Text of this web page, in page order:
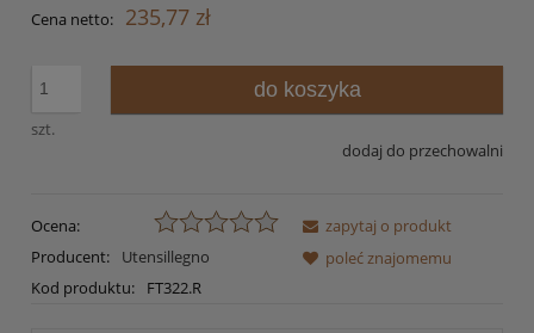
Cena netto: 235,77 zł
szt.
do koszyka
dodaj do przechowalni
Ocena:
Producent:
Utensillegno
Kod produktu:
FT322.R
zapytaj o produkt
poleć znajomemu